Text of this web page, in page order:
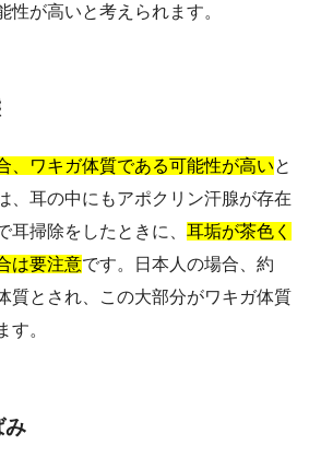
性が高いと考えられます。
、ワキガ体質である可能性が高いと
、耳の中にもアポクリン汗腺が存在
耳掃除をしたときに、 耳垢が茶色く
は要注意です。日本人の場合、約
質とされ、この大部分がワキガ体質
す。
み